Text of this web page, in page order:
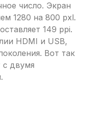
число. Экран
1280 на 800 pxl.
149 ppi.
HDMI и USB,
Вот так
с двумя